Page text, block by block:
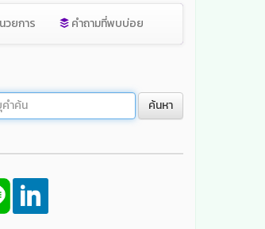
วยการ คำถามที่พบบ่อย
ค้นหา